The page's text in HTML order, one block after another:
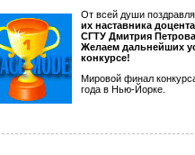
От всей души
их наставника
СГТУ Дмитрия Петрова
Желаем дальнейших
конкурсе!
Мировой финал
года в Нью-Йорке.